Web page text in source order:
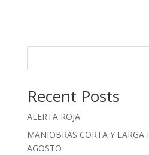
Recent Posts
ALERTA ROJA
MANIOBRAS CORTA Y LARGA
AGOSTO